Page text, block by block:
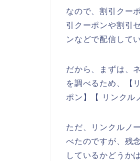
なので、割引クー
引クーポンや割引
ンなどで配信して
だから、まずは、
を調べるため、【
ポン】【 リンクル
ただ、リンクルノ
べたのですが、残
しているかどうか